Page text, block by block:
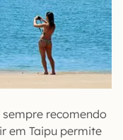
sempre recomendo
em Taipu permite